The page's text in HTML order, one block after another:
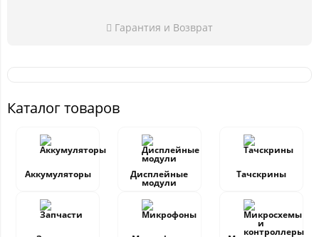
Гарантия и Возврат
Каталог товаров
Аккумуляторы Дисплейные
модули
Тачскрины